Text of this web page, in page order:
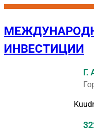
Перейти
содержимому
ИНВЕСТИЦИИ
Г.